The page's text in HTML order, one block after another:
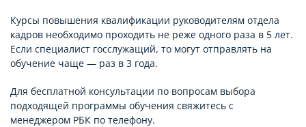
Курсы повышения квалификации руководителям отдела
кадров необходимо проходить не реже одного раза в 5 лет.
Если специалист госслужащий, то могут отправлять на
обучение чаще — раз в 3 года.
Для бесплатной консультации по вопросам выбора
подходящей программы обучения свяжитесь с
менеджером РБК по телефону.